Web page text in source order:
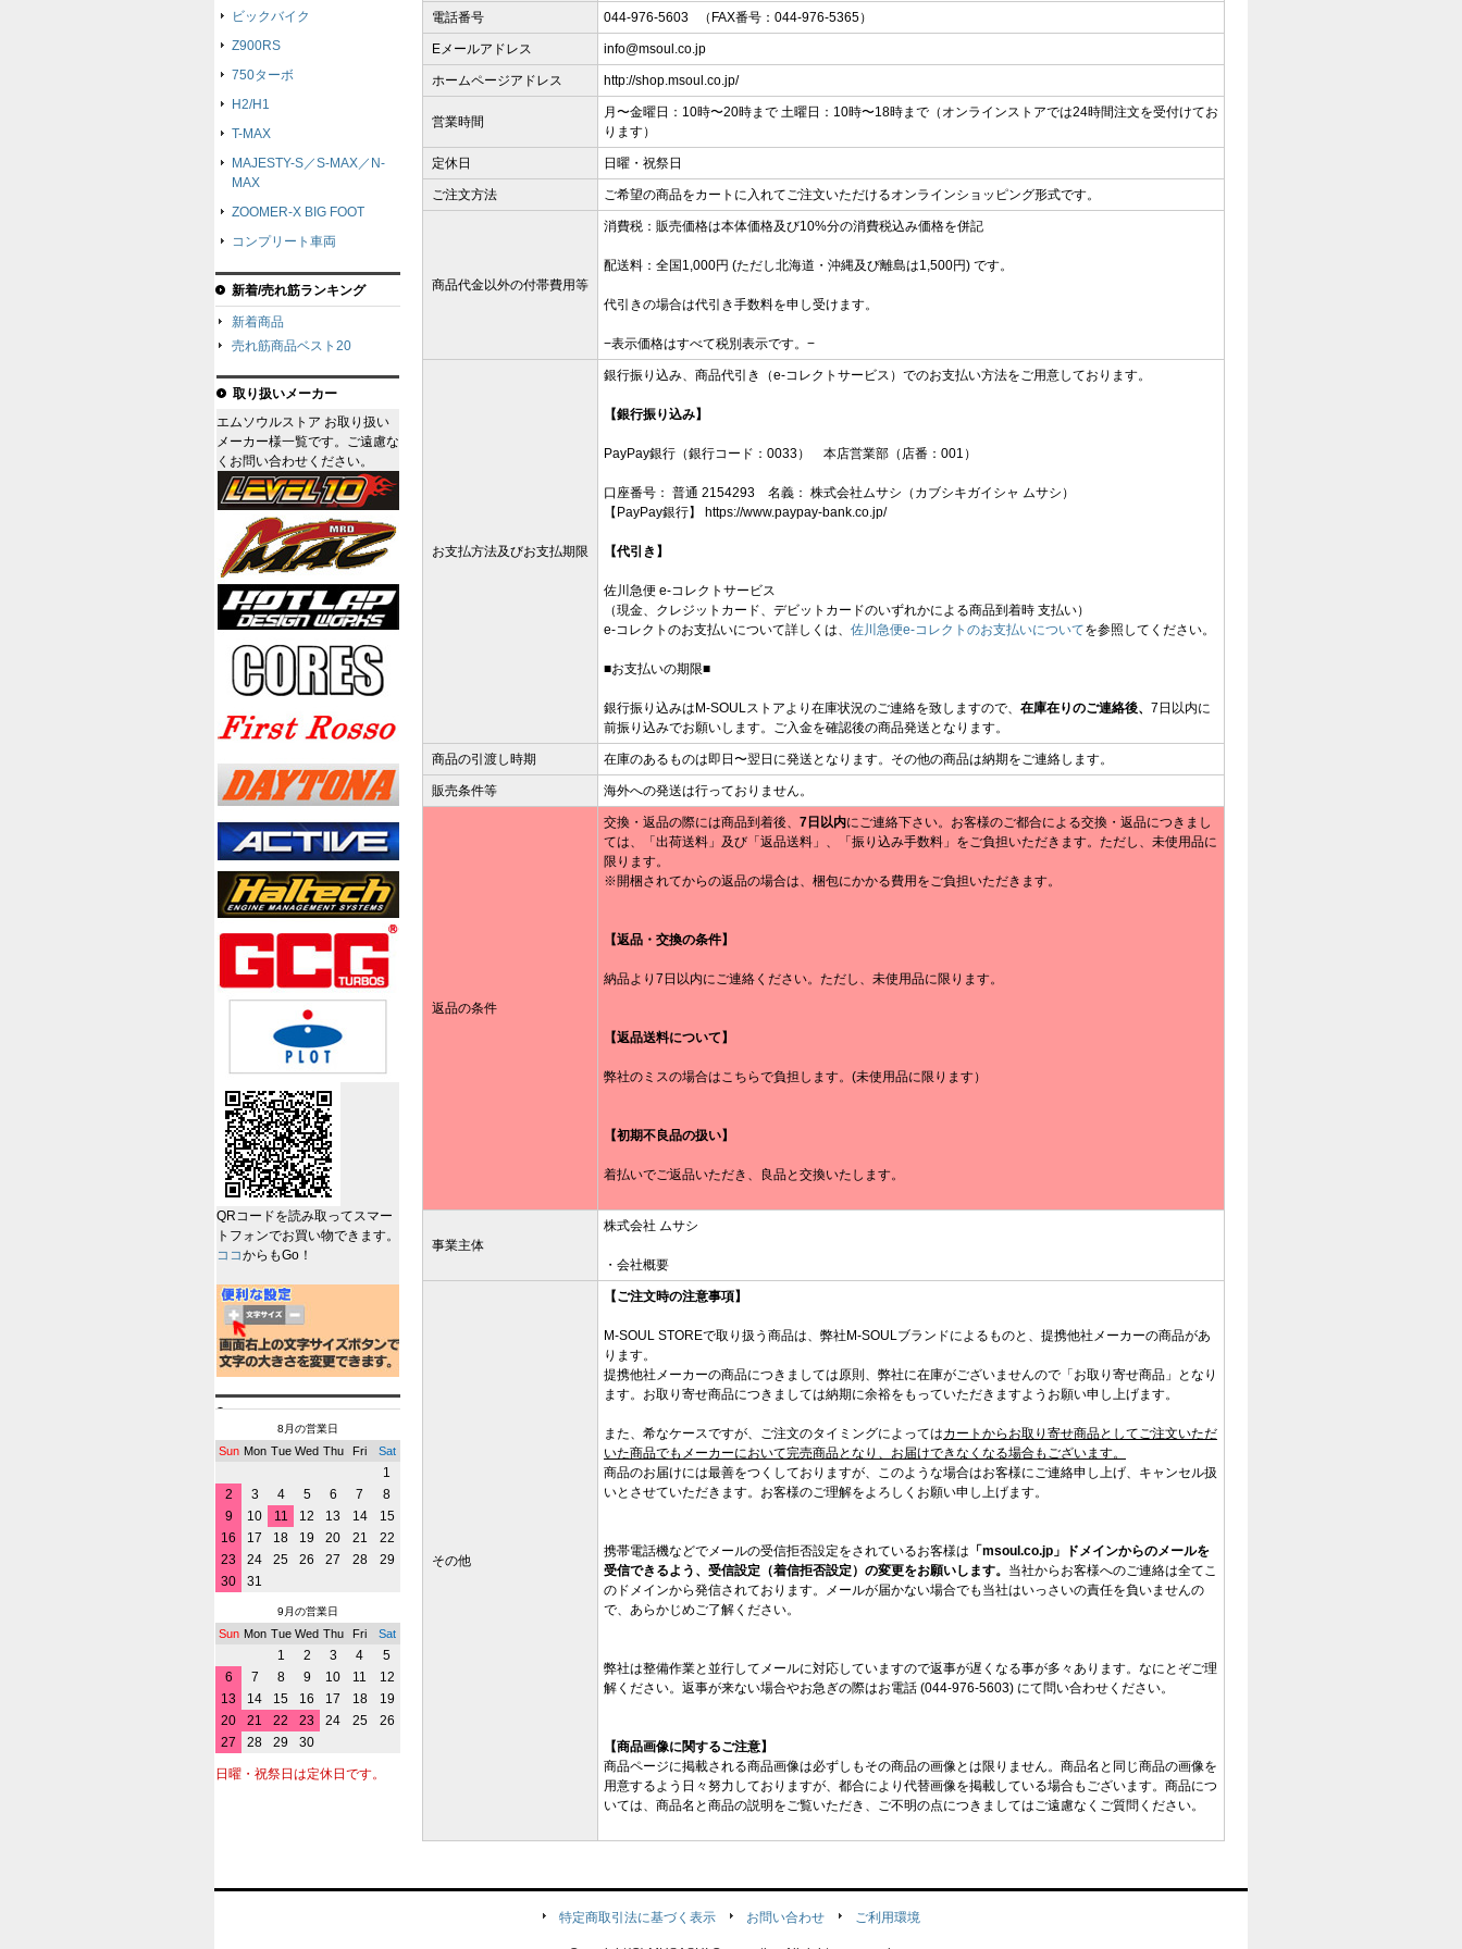
電話番号 044-976-5603 （FAX番号：044-976-5365）
Eメールアドレス info@msoul.co.jp
ホームページアドレス http://shop.msoul.co.jp/
営業時間
月〜金曜日：10時〜20時まで 土曜日：10時〜18時まで（オンラインストアでは24時間注文を受付けてお
ります）
定休日 日曜・祝祭日
ご注文方法 ご希望の商品をカートに入れてご注文いただけるオンラインショッピング形式です。
商品代金以外の付帯費用等
消費税：販売価格は本体価格及び10%分の消費税込み価格を併記
配送料：全国1,000円 (ただし北海道・沖縄及び離島は1,500円) です。
代引きの場合は代引き手数料を申し受けます。
−表示価格はすべて税別表示です。−
お支払方法及びお支払期限
銀行振り込み、商品代引き（e-コレクトサービス）でのお支払い方法をご用意しております。
【銀行振り込み】
PayPay銀行（銀行コード：0033） 本店営業部（店番：001）
口座番号： 普通 2154293 名義： 株式会社ムサシ（カブシキガイシャ ムサシ）
【PayPay銀行】 https://www.paypay-bank.co.jp/
【代引き】
佐川急便 e-コレクトサービス
（現金、クレジットカード、デビットカードのいずれかによる商品到着時 支払い）
e-コレクトのお支払いについて詳しくは、 佐川急便e-コレクトのお支払いについてを参照してください。
■お支払いの期限■
銀行振り込みはM-SOULストアより在庫状況のご連絡を致しますので、 在庫在りのご連絡後、 7日以内に
前振り込みでお願いします。ご入金を確認後の商品発送となります。
商品の引渡し時期 在庫のあるものは即日〜翌日に発送となります。その他の商品は納期をご連絡します。
販売条件等 海外への発送は行っておりません。
返品の条件
交換・返品の際には商品到着後、 7日以内にご連絡下さい。お客様のご都合による交換・返品につきまし
ては、「出荷送料」及び「返品送料」、「振り込み手数料」をご負担いただきます。ただし、未使用品に
限ります。
※開梱されてからの返品の場合は、梱包にかかる費用をご負担いただきます。
【返品・交換の条件】
納品より7日以内にご連絡ください。ただし、未使用品に限ります。
【返品送料について】
弊社のミスの場合はこちらで負担します。(未使用品に限ります）
【初期不良品の扱い】
着払いでご返品いただき、良品と交換いたします。
事業主体
株式会社 ムサシ
・会社概要
その他
【ご注文時の注意事項】
M-SOUL STOREで取り扱う商品は、弊社M-SOULブランドによるものと、提携他社メーカーの商品があ
ります。
提携他社メーカーの商品につきましては原則、弊社に在庫がございませんので「お取り寄せ商品」となり
ます。お取り寄せ商品につきましては納期に余裕をもっていただきますようお願い申し上げます。
また、希なケースですが、ご注文のタイミングによってはカートからお取り寄せ商品としてご注文いただ
いた商品でもメーカーにおいて完売商品となり、お届けできなくなる場合もございます。
商品のお届けには最善をつくしておりますが、このような場合はお客様にご連絡申し上げ、キャンセル扱
いとさせていただきます。お客様のご理解をよろしくお願い申し上げます。
携帯電話機などでメールの受信拒否設定をされているお客様は 「msoul.co.jp」ドメインからのメールを
受信できるよう、受信設定（着信拒否設定）の変更をお願いします。 当社からお客様へのご連絡は全てこ
のドメインから発信されております。メールが届かない場合でも当社はいっさいの責任を負いませんの
で、あらかじめご了解ください。
弊社は整備作業と並行してメールに対応していますので返事が遅くなる事が多々あります。なにとぞご理
解ください。返事が来ない場合やお急ぎの際はお電話 (044-976-5603) にて問い合わせください。
【商品画像に関するご注意】
商品ページに掲載される商品画像は必ずしもその商品の画像とは限りません。商品名と同じ商品の画像を
用意するよう日々努力しておりますが、都合により代替画像を掲載している場合もございます。商品につ
いては、商品名と商品の説明をご覧いただき、ご不明の点につきましてはご遠慮なくご質問ください。
ビックバイク
Z900RS
750ターボ
H2/H1
T-MAX
MAJESTY-S／S-MAX／N-
MAX
ZOOMER-X BIG FOOT
コンプリート車両
新着/売れ筋ランキング
新着商品
売れ筋商品ベスト20
取り扱いメーカー
エムソウルストア お取り扱い
メーカー様一覧です。ご遠慮な
くお問い合わせください。
QRコードを読み取ってスマー
トフォンでお買い物できます。
ココからもGo！
8月の営業日
Sun Mon Tue Wed Thu Fri Sat
1
2
3 4 5 6 7
8
9
10 11 12 13 14
15
16
17 18 19 20 21
22
23
24 25 26 27 28
29
30
31
9月の営業日
Sun Mon Tue Wed Thu Fri Sat
1 2 3 4
5
6
7 8 9 10 11
12
13
14 15 16 17 18
19
20
21 22 23 24 25
26
27
28 29 30
日曜・祝祭日は定休日です。
特定商取引法に基づく表示 お問い合わせ ご利用環境